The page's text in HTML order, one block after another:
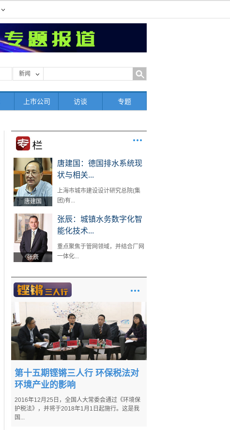
新闻
上市公司 访谈 专题
唐建国
唐建国：德国排水系统现
状与相关...
上海市城市建设设计研究总院(集
团)有...
张辰
张辰：城镇水务数字化智
能化技术...
重点聚焦于管网领域，并结合厂网
一体化...
第十五期铿锵三人行 环保税法对
环境产业的影响
2016年12月25日，全国人大常委会通过《环境保
护税法》，并将于2018年1月1日起施行。这是我
国...